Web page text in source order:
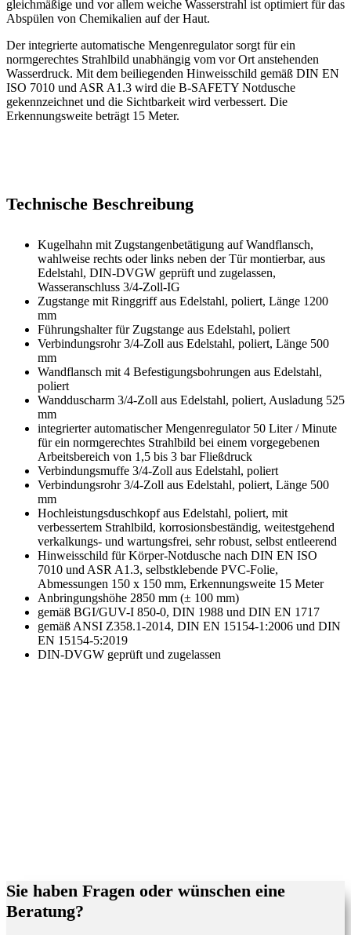
gleichmäßige und vor allem weiche Wasserstrahl ist optimiert für das
Abspülen von Chemikalien auf der Haut.
Der integrierte automatische Mengenregulator sorgt für ein
normgerechtes Strahlbild unabhängig vom vor Ort anstehenden
Wasserdruck. Mit dem beiliegenden Hinweisschild gemäß DIN EN
ISO 7010 und ASR A1.3 wird die B-SAFETY Notdusche
gekennzeichnet und die Sichtbarkeit wird verbessert. Die
Erkennungsweite beträgt 15 Meter.
Technische Beschreibung
Kugelhahn mit Zugstangenbetätigung auf Wandflansch,
wahlweise rechts oder links neben der Tür montierbar, aus
Edelstahl, DIN-DVGW geprüft und zugelassen,
Wasseranschluss 3/4-Zoll-IG
Zugstange mit Ringgriff aus Edelstahl, poliert, Länge 1200
mm
Führungshalter für Zugstange aus Edelstahl, poliert
Verbindungsrohr 3/4-Zoll aus Edelstahl, poliert, Länge 500
mm
Wandflansch mit 4 Befestigungsbohrungen aus Edelstahl,
poliert
Wandduscharm 3/4-Zoll aus Edelstahl, poliert, Ausladung 525
mm
integrierter automatischer Mengenregulator 50 Liter / Minute
für ein normgerechtes Strahlbild bei einem vorgegebenen
Arbeitsbereich von 1,5 bis 3 bar Fließdruck
Verbindungsmuffe 3/4-Zoll aus Edelstahl, poliert
Verbindungsrohr 3/4-Zoll aus Edelstahl, poliert, Länge 500
mm
Hochleistungsduschkopf aus Edelstahl, poliert, mit
verbessertem Strahlbild, korrosionsbeständig, weitestgehend
verkalkungs- und wartungsfrei, sehr robust, selbst entleerend
Hinweisschild für Körper-Notdusche nach DIN EN ISO
7010 und ASR A1.3, selbstklebende PVC-Folie,
Abmessungen 150 x 150 mm, Erkennungsweite 15 Meter
Anbringungshöhe 2850 mm (± 100 mm)
gemäß BGI/GUV-I 850-0, DIN 1988 und DIN EN 1717
gemäß ANSI Z358.1-2014, DIN EN 15154-1:2006 und DIN
EN 15154-5:2019
DIN-DVGW geprüft und zugelassen
Sie haben Fragen oder wünschen eine
Beratung?